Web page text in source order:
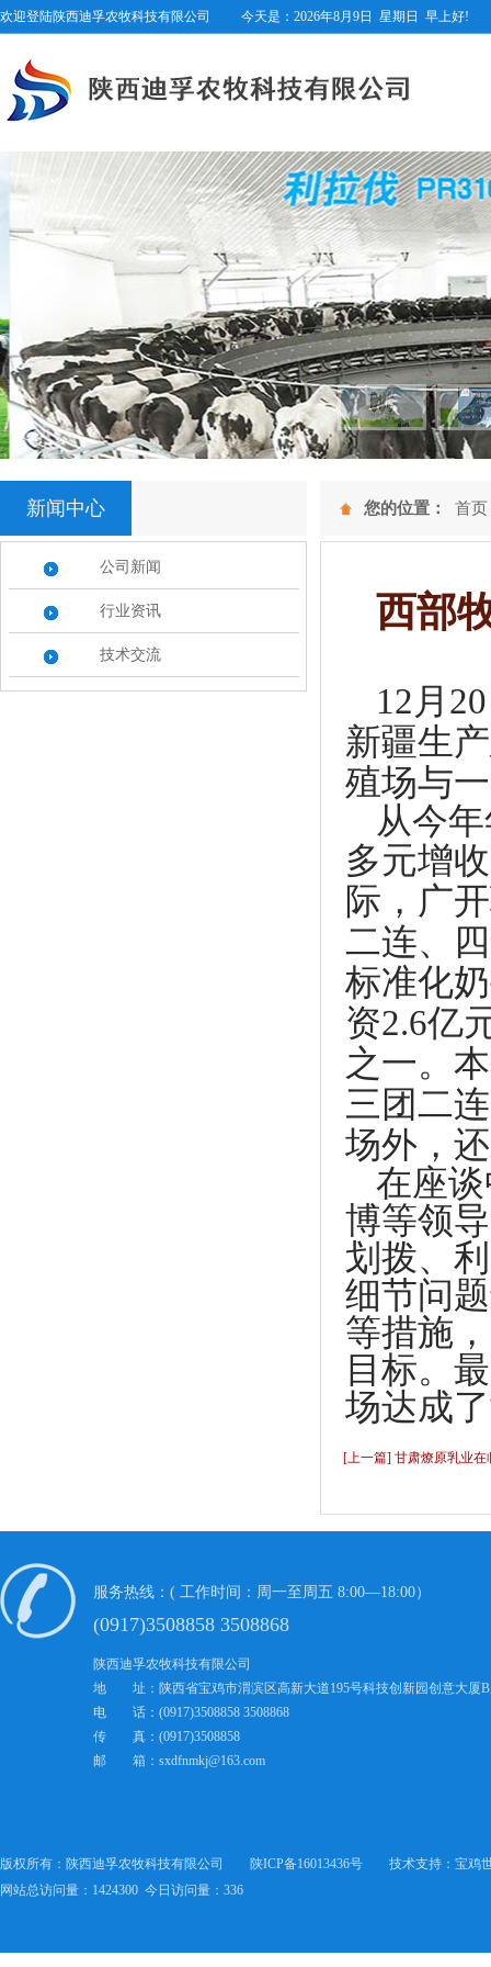
欢迎登陆陕西迪孚农牧科技有限公司 今天是： 2026年8月9日 星期日 早上好!
新闻中心
公司新闻
行业资讯
技术交流
您的位置： 首页
西部
12月
新疆生
殖场与
从今
多元增
际，广
二连、
标准化
资2.6亿
之一。
三团二
场外，
在座
博等领
划拨、
细节问
等措施
目标。
场达成
[上一篇] 甘肃燎原乳业在
服务热线：( 工作时间：周一至周五 8:00—18:00）
(0917)3508858 3508868
陕西迪孚农牧科技有限公司
地 址：陕西省宝鸡市渭滨区高新大道195号科技创新园创意大厦
电 话：(0917)3508858 3508868
传 真：(0917)3508858
邮 箱：sxdfnmkj@163.com
版权所有 ： 陕西迪孚农牧科技有限公司 陕ICP备16013436号 技术支持 ： 宝鸡
网站总访问量：1424300 今日访问量：336